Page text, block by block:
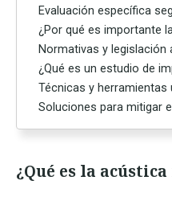
Evaluación específica
¿Por qué es importante
Normativas y legislación
¿Qué es un estudio de
Técnicas y herramientas
Soluciones para mitigar
¿Qué es la